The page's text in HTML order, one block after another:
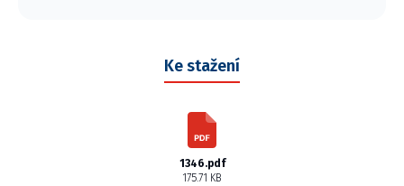
Ke stažení
1346.pdf
175.71 KB